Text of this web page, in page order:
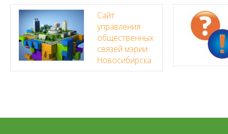
Сайт
управления
общественных
связей мэрии
Новосибирска